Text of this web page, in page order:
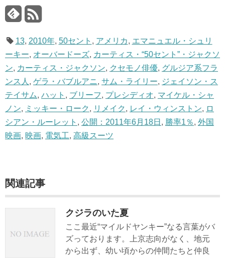
13, 2010年, 50セント , アメリカ, エマニュエル・シュリ
ーキー, オーバードーズ, カーティス・“50セント”・ジャクソ
ン, カーティス・ジャクソン, クセモノ俳優, グルジア系フラ
ンス人 , ゲラ・バブルアニ, サム・ライリー, ジェイソン・ス
テイサム, ハット , ブリーフ, プレシディオ, マイケル・シャ
ノン, ミッキー・ローク , リメイク , レイ・ウィンストン, ロ
シアン・ルーレット , 公開：2011年6月18日 , 勝率1％, 外国
映画, 映画, 電気工, 高級スーツ
関連記事
クジラのいた夏
ここ最近“マイルドヤンキー”なる言葉がバ
ズっております。上京志向がなく、地元
から出ず、幼い頃からの仲間たちと仲良